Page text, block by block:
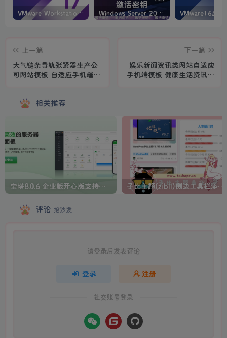
VMware Workstation PRO v17.6.4 正式版_虚拟机(带激活密钥) Windows Server 2022激活密钥 2024 5月更新
上一篇
大气链条导轨张紧器生产公
司网站模板 自适应手机端营
下一篇
娱乐新闻资讯类网站自适应
手机端模板 健康生活资讯博
相关推荐
宝塔8.0.6 企业版开心版支持最新升级【一键脚本】 子比主题(zibll)侧边工具栏添加人生倒计时美化
评论 抢沙发
请登录后发表评论
登录 注册
社交账号登录